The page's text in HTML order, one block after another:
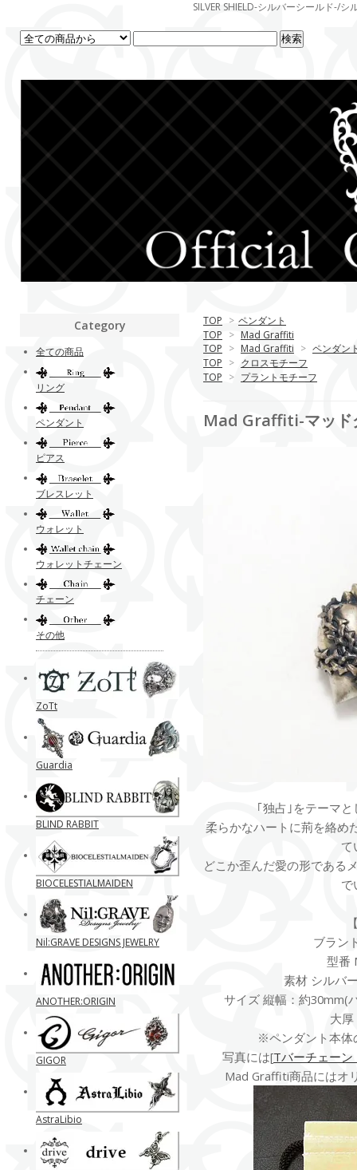
SILVER SHIELD-シルバーシールド-/
TOP > ペンダント
TOP > Mad Graffiti
TOP > Mad Graffiti > ペンダン
TOP > クロスモチーフ
TOP > プラントモチーフ
Mad Graffiti-マッド
｢独占｣をテーマ
柔らかなハートに荊を絡め
て
どこか歪んだ愛の形である
で
ブラン
型番
素材 シルバ
サイズ 縦幅：約30mm(
大
※ペンダント本体
写真には[Tバーチェーン
Mad Graffiti商品にはオ
Category
全ての商品
リング
ペンダント
ピアス
ブレスレット
ウォレット
ウォレットチェーン
チェーン
その他
ZoTt
Guardia
BLIND RABBIT
BIOCELESTIALMAIDEN
Nil:GRAVE DESIGNS JEWELRY
ANOTHER:ORIGIN
GIGOR
AstraLibio